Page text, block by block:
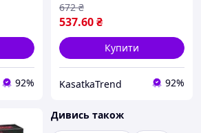
92%
537.60₴
672 ₴
Купити
KasatkaTrend 92%
Дивись також